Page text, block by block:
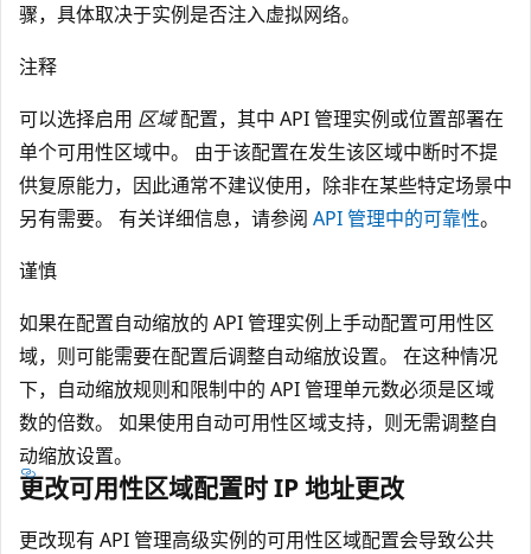
骤，具体取决于实例是否注入虚拟网络。
注释
可以选择启用 区域配置，其中 API 管理实例或位置部署在
单个可用性区域中。 由于该配置在发生该区域中断时不提
供复原能力，因此通常不建议使用，除非在某些特定场景中
另有需要。 有关详细信息，请参阅 API 管理中的可靠性。
谨慎
如果在配置自动缩放的 API 管理实例上手动配置可用性区
域，则可能需要在配置后调整自动缩放设置。 在这种情况
下，自动缩放规则和限制中的 API 管理单元数必须是区域
数的倍数。 如果使用自动可用性区域支持，则无需调整自
动缩放设置。
更改可用性区域配置时 IP 地址更改
更改现有 API 管理高级实例的可用性区域配置会导致公共